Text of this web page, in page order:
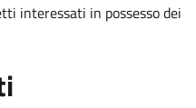
interessati in possesso dei